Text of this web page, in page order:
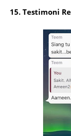
15. Testimoni